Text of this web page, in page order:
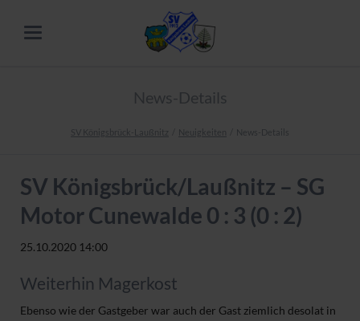
News-Details
SV Königsbrück-Laußnitz Neuigkeiten News-Details
SV Königsbrück/Laußnitz – SG
Motor Cunewalde 0 : 3 (0 : 2)
25.10.2020 14:00
Weiterhin Magerkost
Ebenso wie der Gastgeber war auch der Gast ziemlich desolat in